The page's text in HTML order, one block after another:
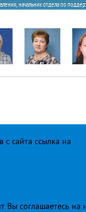
начальник отдела по
сайта ссылка на
Вы соглашаетесь